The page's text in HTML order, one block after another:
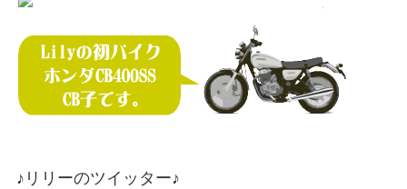
♪リリーのツイッター♪